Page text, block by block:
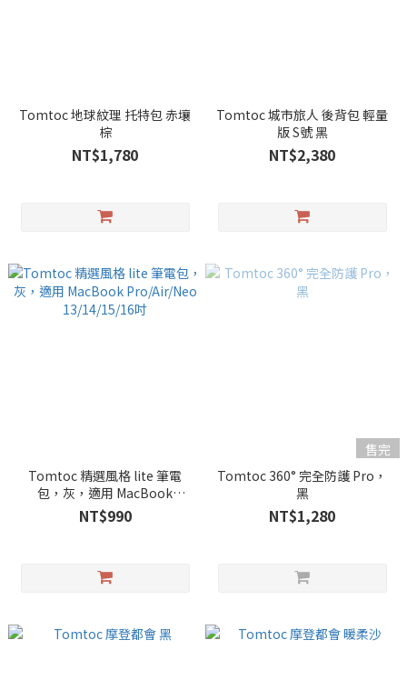
Tomtoc 地球紋理 托特包 赤壤
棕
NT$1,780
Tomtoc 城市旅人 後背包 輕量
版 S號 黑
NT$2,380
Tomtoc 精選風格 lite 筆電
包，灰，適用 MacBook
Pro/Air/Neo 13/14/15/16吋
NT$990
售完
Tomtoc 360° 完全防護 Pro，
黑
NT$1,280